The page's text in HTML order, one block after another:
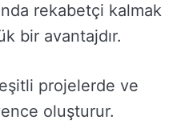
rekabetçi kalmak
bir avantajdır.
projelerde ve
oluşturur.